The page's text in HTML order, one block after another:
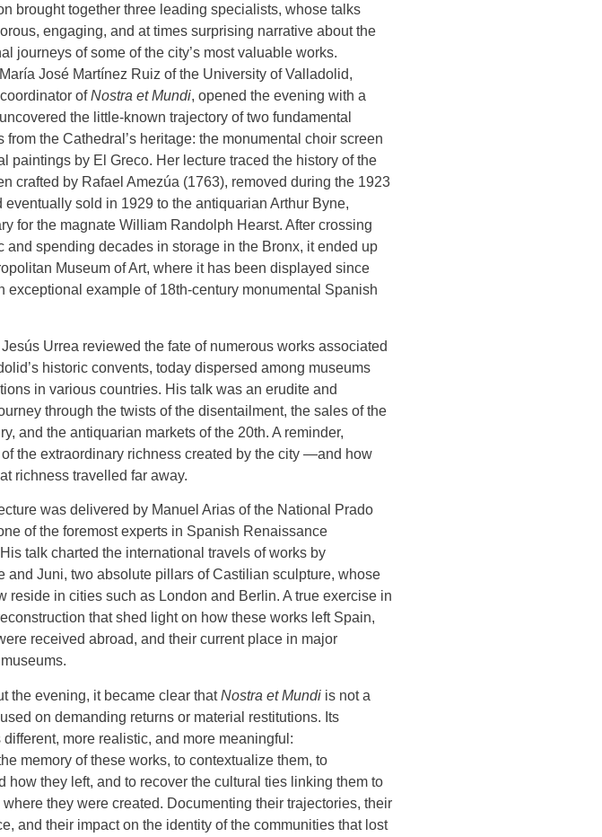
brought together three leading specialists, whose talks
engaging, and at times surprising narrative about the
journeys of some of the city’s most valuable works.
José Martínez Ruiz of the University of Valladolid,
ofNostra et Mundi, opened the evening with a
the little-known trajectory of two fundamental
from the Cathedral’s heritage: the monumental choir screen
paintings by El Greco. Her lecture traced the history of the
crafted by Rafael Amezúa (1763), removed during the 1923
eventually sold in 1929 to the antiquarian Arthur Byne,
for the magnate William Randolph Hearst. After crossing
and spending decades in storage in the Bronx, it ended up
Museum of Art, where it has been displayed since
exceptional example of 18th-century monumental Spanish
Urrea reviewed the fate of numerous works associated
historic convents, today dispersed among museums
in various countries. His talk was an erudite and
through the twists of the disentailment, the sales of the
and the antiquarian markets of the 20th. A reminder,
of the extraordinary richness created by the city —and how
richness travelled far away.
was delivered by Manuel Arias of the National Prado
of the foremost experts in Spanish Renaissance
talk charted the international travels of works by
and Juni, two absolute pillars of Castilian sculpture, whose
reside in cities such as London and Berlin. A true exercise in
that shed light on how these works left Spain,
received abroad, and their current place in major
the evening, it became clear thatNostra et Mundi is not a
on demanding returns or material restitutions. Its
different, more realistic, and more meaningful:
memory of these works, to contextualize them, to
how they left, and to recover the cultural ties linking them to
they were created. Documenting their trajectories, their
and their impact on the identity of the communities that lost